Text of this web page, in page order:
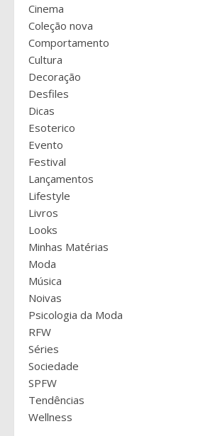
Cinema
Coleção nova
Comportamento
Cultura
Decoração
Desfiles
Dicas
Esoterico
Evento
Festival
Lançamentos
Lifestyle
Livros
Looks
Minhas Matérias
Moda
Música
Noivas
Psicologia da Moda
RFW
Séries
Sociedade
SPFW
Tendências
Wellness